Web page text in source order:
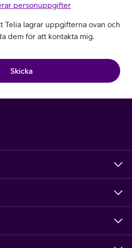
personuppgifter
Telia lagrar uppgifterna ovan och
dem för att kontakta mig.
Skicka